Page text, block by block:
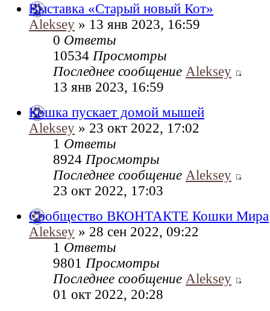
Выставка «Старый новый Кот»
Aleksey » 13 янв 2023, 16:59
0 Ответы
10534 Просмотры
Последнее сообщение Aleksey
13 янв 2023, 16:59
Кошка пускает домой мышей
Aleksey » 23 окт 2022, 17:02
1 Ответы
8924 Просмотры
Последнее сообщение Aleksey
23 окт 2022, 17:03
Сообщество ВКОНТАКТЕ Кошки Мира
Aleksey » 28 сен 2022, 09:22
1 Ответы
9801 Просмотры
Последнее сообщение Aleksey
01 окт 2022, 20:28